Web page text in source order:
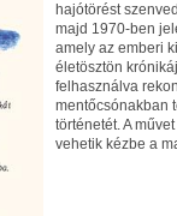
hajótörést
majd 1970-ben
amely az emberi
életösztön
felhasználva
mentőcsónakban
történetét. A
vehetik kézbe a